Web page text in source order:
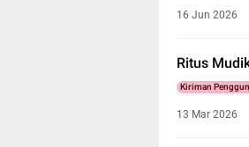
16 Jun 2026
Ritus
Kiriman
13 Mar 2026